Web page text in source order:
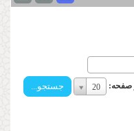
صفحه: 20
تعداد
در